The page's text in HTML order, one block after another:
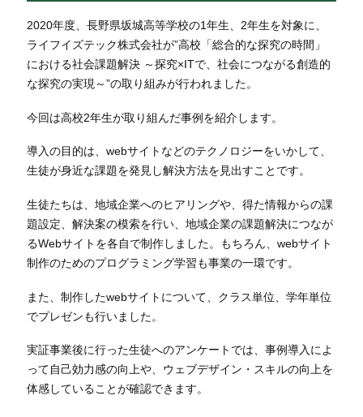
2020年度、長野県坂城高等学校の1年生、2年生を対象に、
ライフイズテック株式会社が”高校「総合的な探究の時間」
における社会課題解決 ～探究×ITで、社会につながる創造的
な探究の実現～”の取り組みが行われました。
今回は高校2年生が取り組んだ事例を紹介します。
導入の目的は、webサイトなどのテクノロジーをいかして、
生徒が身近な課題を発見し解決方法を見出すことです。
生徒たちは、地域企業へのヒアリングや、得た情報からの課
題設定、解決案の模索を行い、地域企業の課題解決につなが
るWebサイトを各自で制作しました。もちろん、webサイト
制作のためのプログラミング学習も事業の一環です。
また、制作したwebサイトについて、クラス単位、学年単位
でプレゼンも行いました。
実証事業後に行った生徒へのアンケートでは、事例導入によ
って自己効力感の向上や、ウェブデザイン・スキルの向上を
体感していることが確認できます。